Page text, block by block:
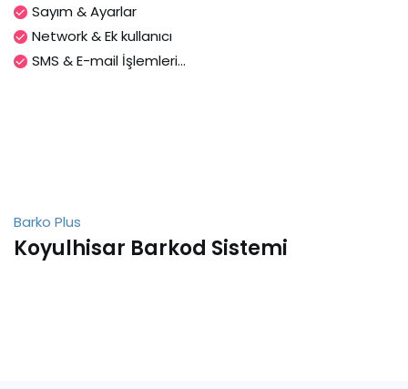
Sayım & Ayarlar
Network & Ek kullanıcı
SMS & E-mail İşlemleri...
Barko Plus
Koyulhisar Barkod Sistemi